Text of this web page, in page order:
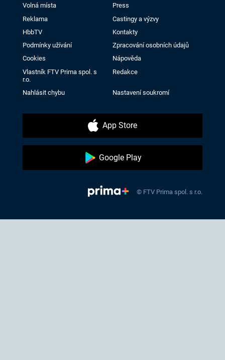
Volná místa
Press
Reklama
Castingy a výzvy
HbbTV
Kontakty
Podmínky užívání
Zpracování osobních údajů
Cookies
Nápověda
Vlastník FTV Prima spol. s
r.o.
Redakce
Nahlásit chybu Nastavení soukromí
App Store
Google Play
© FTV Prima spol. s r.o.